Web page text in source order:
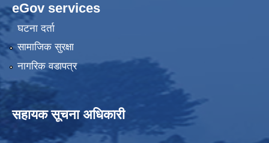
eGov services
घटना दर्ता
सामाजिक सुरक्षा
नागरिक वडापत्र
सहायक सूचना अधिकारी